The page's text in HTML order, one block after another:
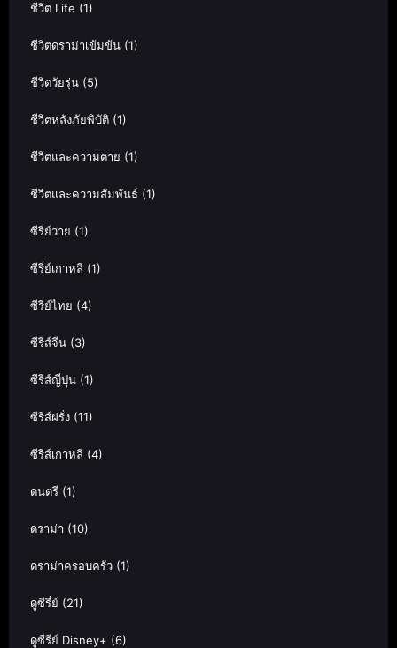
ชีวิต Life (1)
ชีวิตดราม่าเข้มข้น (1)
ชีวิตวัยรุ่น (5)
ชีวิตหลังภัยพิบัติ (1)
ชีวิตและความตาย (1)
ชีวิตและความสัมพันธ์ (1)
ซีรี่ย์วาย (1)
ซีรี่ย์เกาหลี (1)
ซีรีย์ไทย (4)
ซีรีส์จีน (3)
ซีรีส์ญี่ปุ่น (1)
ซีรีส์ฝรั่ง (11)
ซีรีส์เกาหลี (4)
ดนตรี (1)
ดราม่า (10)
ดราม่าครอบครัว (1)
ดูซีรี่ย์ (21)
ดูซีรีย์ Disney+ (6)